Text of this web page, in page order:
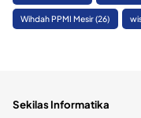
Wihdah PPMI Mesir(26)
Sekilas Informatika